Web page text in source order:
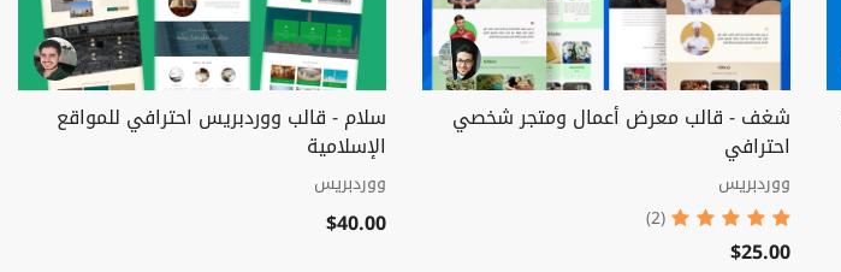
شغف - قالب معرض أعمال ومتجر شخصي
احترافي
ووردبريس
(2)
$25.00
سلام - قالب ووردبريس احترافي للمواقع
الإسلامية
ووردبريس
$40.00